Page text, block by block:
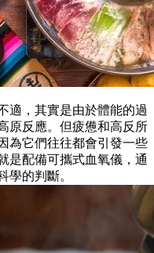
適，其實是由於體能的過
原反應。但疲憊和高反所
為它們往往都會引發一些
是配備可攜式血氧儀，通
學的判斷。